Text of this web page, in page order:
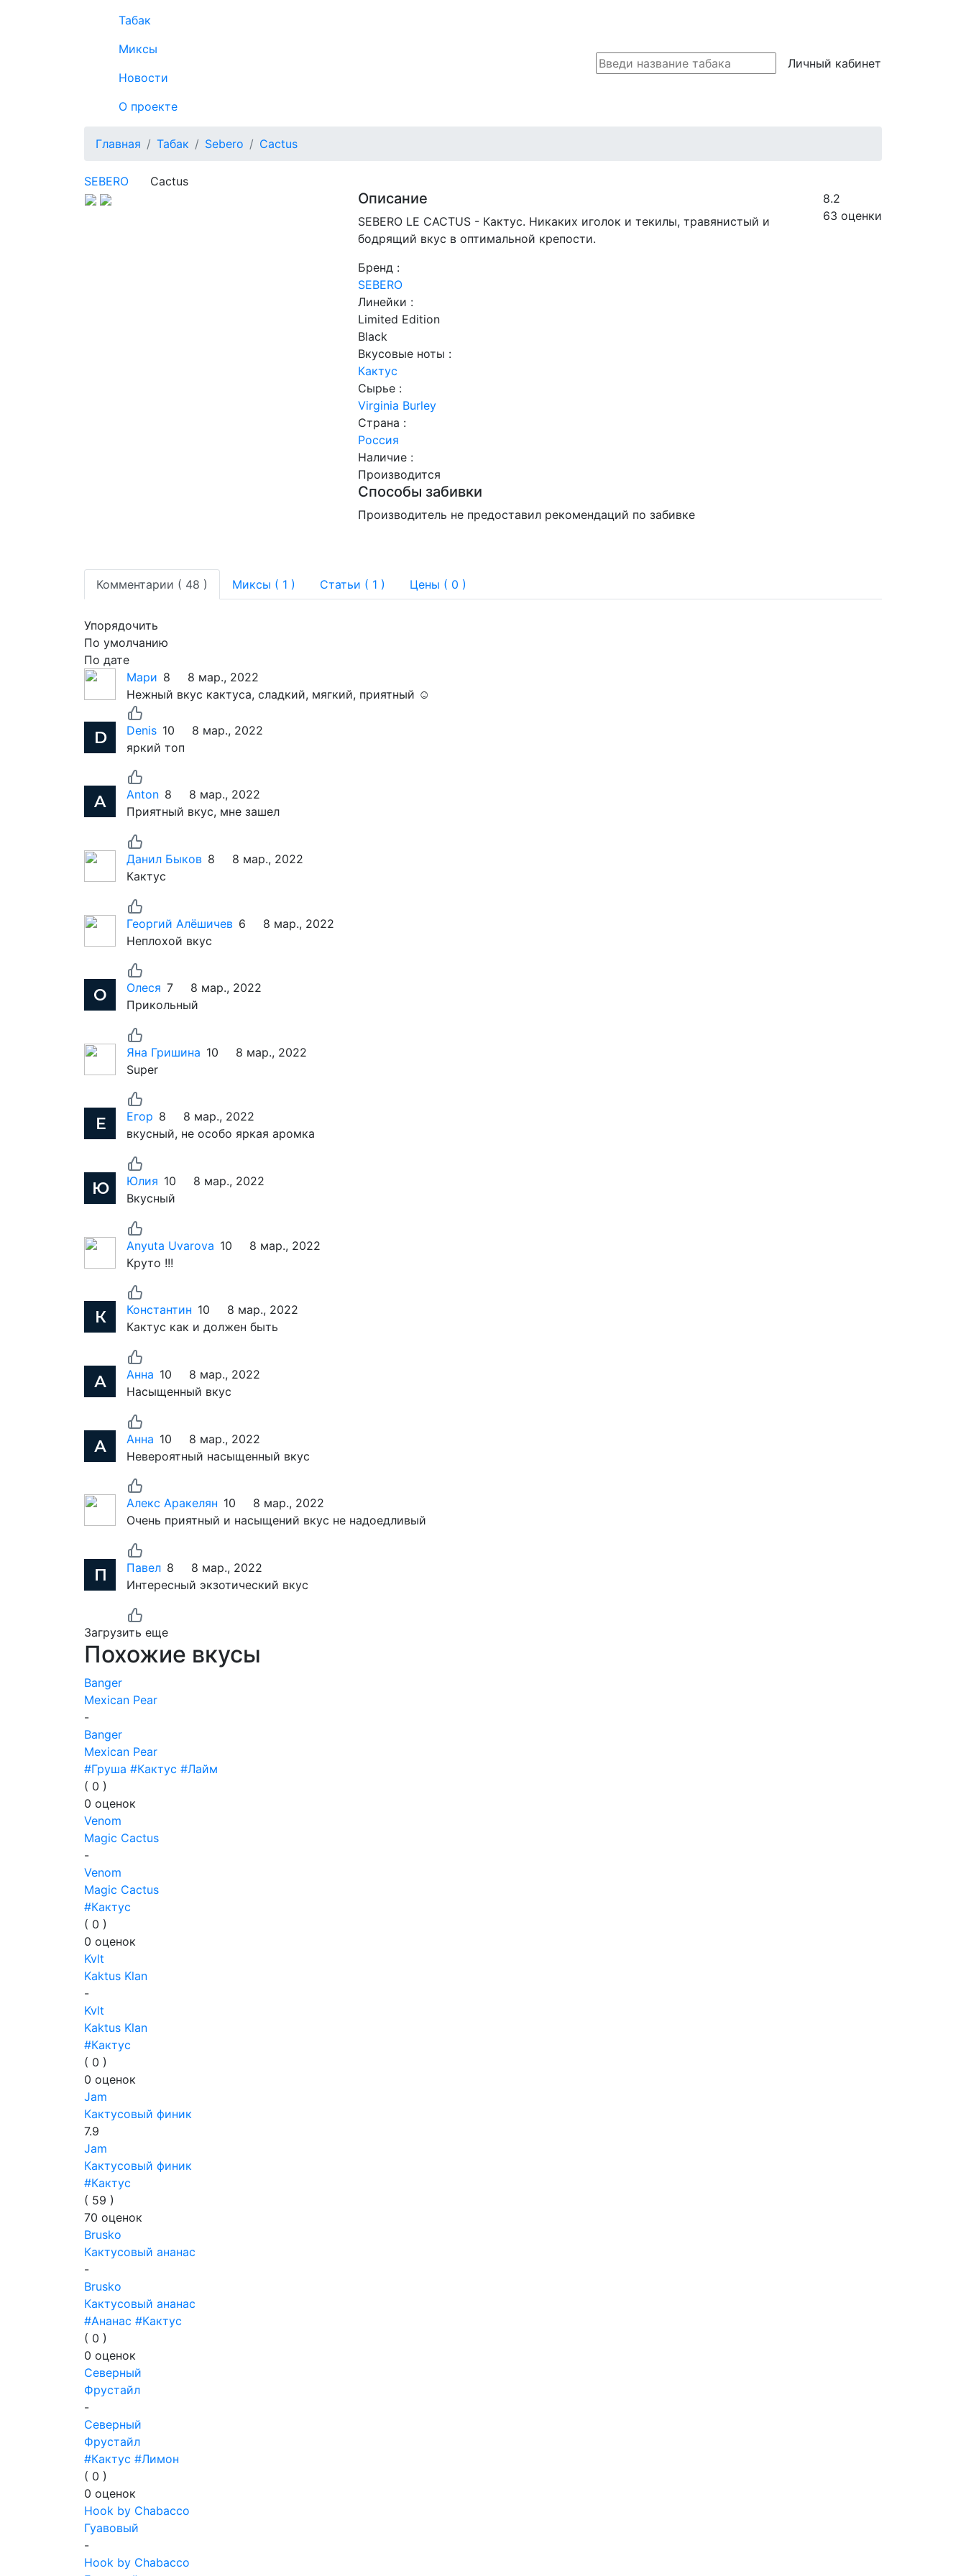
Табак
Миксы
Новости
О проекте
Личный кабинет
Главная Табак Sebero Cactus
SEBERO Cactus
Описание
SEBERO LE CACTUS - Кактус. Никаких иголок и текилы, травянистый и
бодрящий вкус в оптимальной крепости.
Бренд :
SEBERO
Линейки :
Limited Edition
Black
Вкусовые ноты :
Кактус
Сырье :
Virginia Burley
Страна :
Россия
Наличие :
Производится
Способы забивки
Производитель не предоставил рекомендаций по забивке
8.2
63 оценки
Комментарии ( 48 ) Миксы ( 1 ) Статьи ( 1 ) Цены ( 0 )
Упорядочить
По умолчанию
По дате
Мари 8
8 мар., 2022
Нежный вкус кактуса, сладкий, мягкий, приятный ☺️
Denis 10
8 мар., 2022
яркий топ
Anton 8
8 мар., 2022
Приятный вкус, мне зашел
Данил Быков 8
8 мар., 2022
Кактус
Георгий Алёшичев 6
8 мар., 2022
Неплохой вкус
Олеся 7
8 мар., 2022
Прикольный
Яна Гришина 10
8 мар., 2022
Super
Егор 8
8 мар., 2022
вкусный, не особо яркая аромка
Юлия 10
8 мар., 2022
Вкусный
Anyuta Uvarova 10
8 мар., 2022
Круто !!!
Константин 10
8 мар., 2022
Кактус как и должен быть
Анна 10
8 мар., 2022
Насыщенный вкус
Анна 10
8 мар., 2022
Невероятный насыщенный вкус
Алекс Аракелян 10
8 мар., 2022
Очень приятный и насыщений вкус не надоедливый
Павел 8
8 мар., 2022
Интересный экзотический вкус
Загрузить еще
Похожие вкусы
Banger
Mexican Pear
-
Banger
Mexican Pear
#Груша #Кактус #Лайм
( 0 )
0 оценок
Venom
Magic Cactus
-
Venom
Magic Cactus
#Кактус
( 0 )
0 оценок
Kvlt
Kaktus Klan
-
Kvlt
Kaktus Klan
#Кактус
( 0 )
0 оценок
Jam
Кактусовый финик
7.9
Jam
Кактусовый финик
#Кактус
( 59 )
70 оценок
Brusko
Кактусовый ананас
-
Brusko
Кактусовый ананас
#Ананас #Кактус
( 0 )
0 оценок
Северный
Фрустайл
-
Северный
Фрустайл
#Кактус #Лимон
( 0 )
0 оценок
Hook by Chabacco
Гуавовый
-
Hook by Chabacco